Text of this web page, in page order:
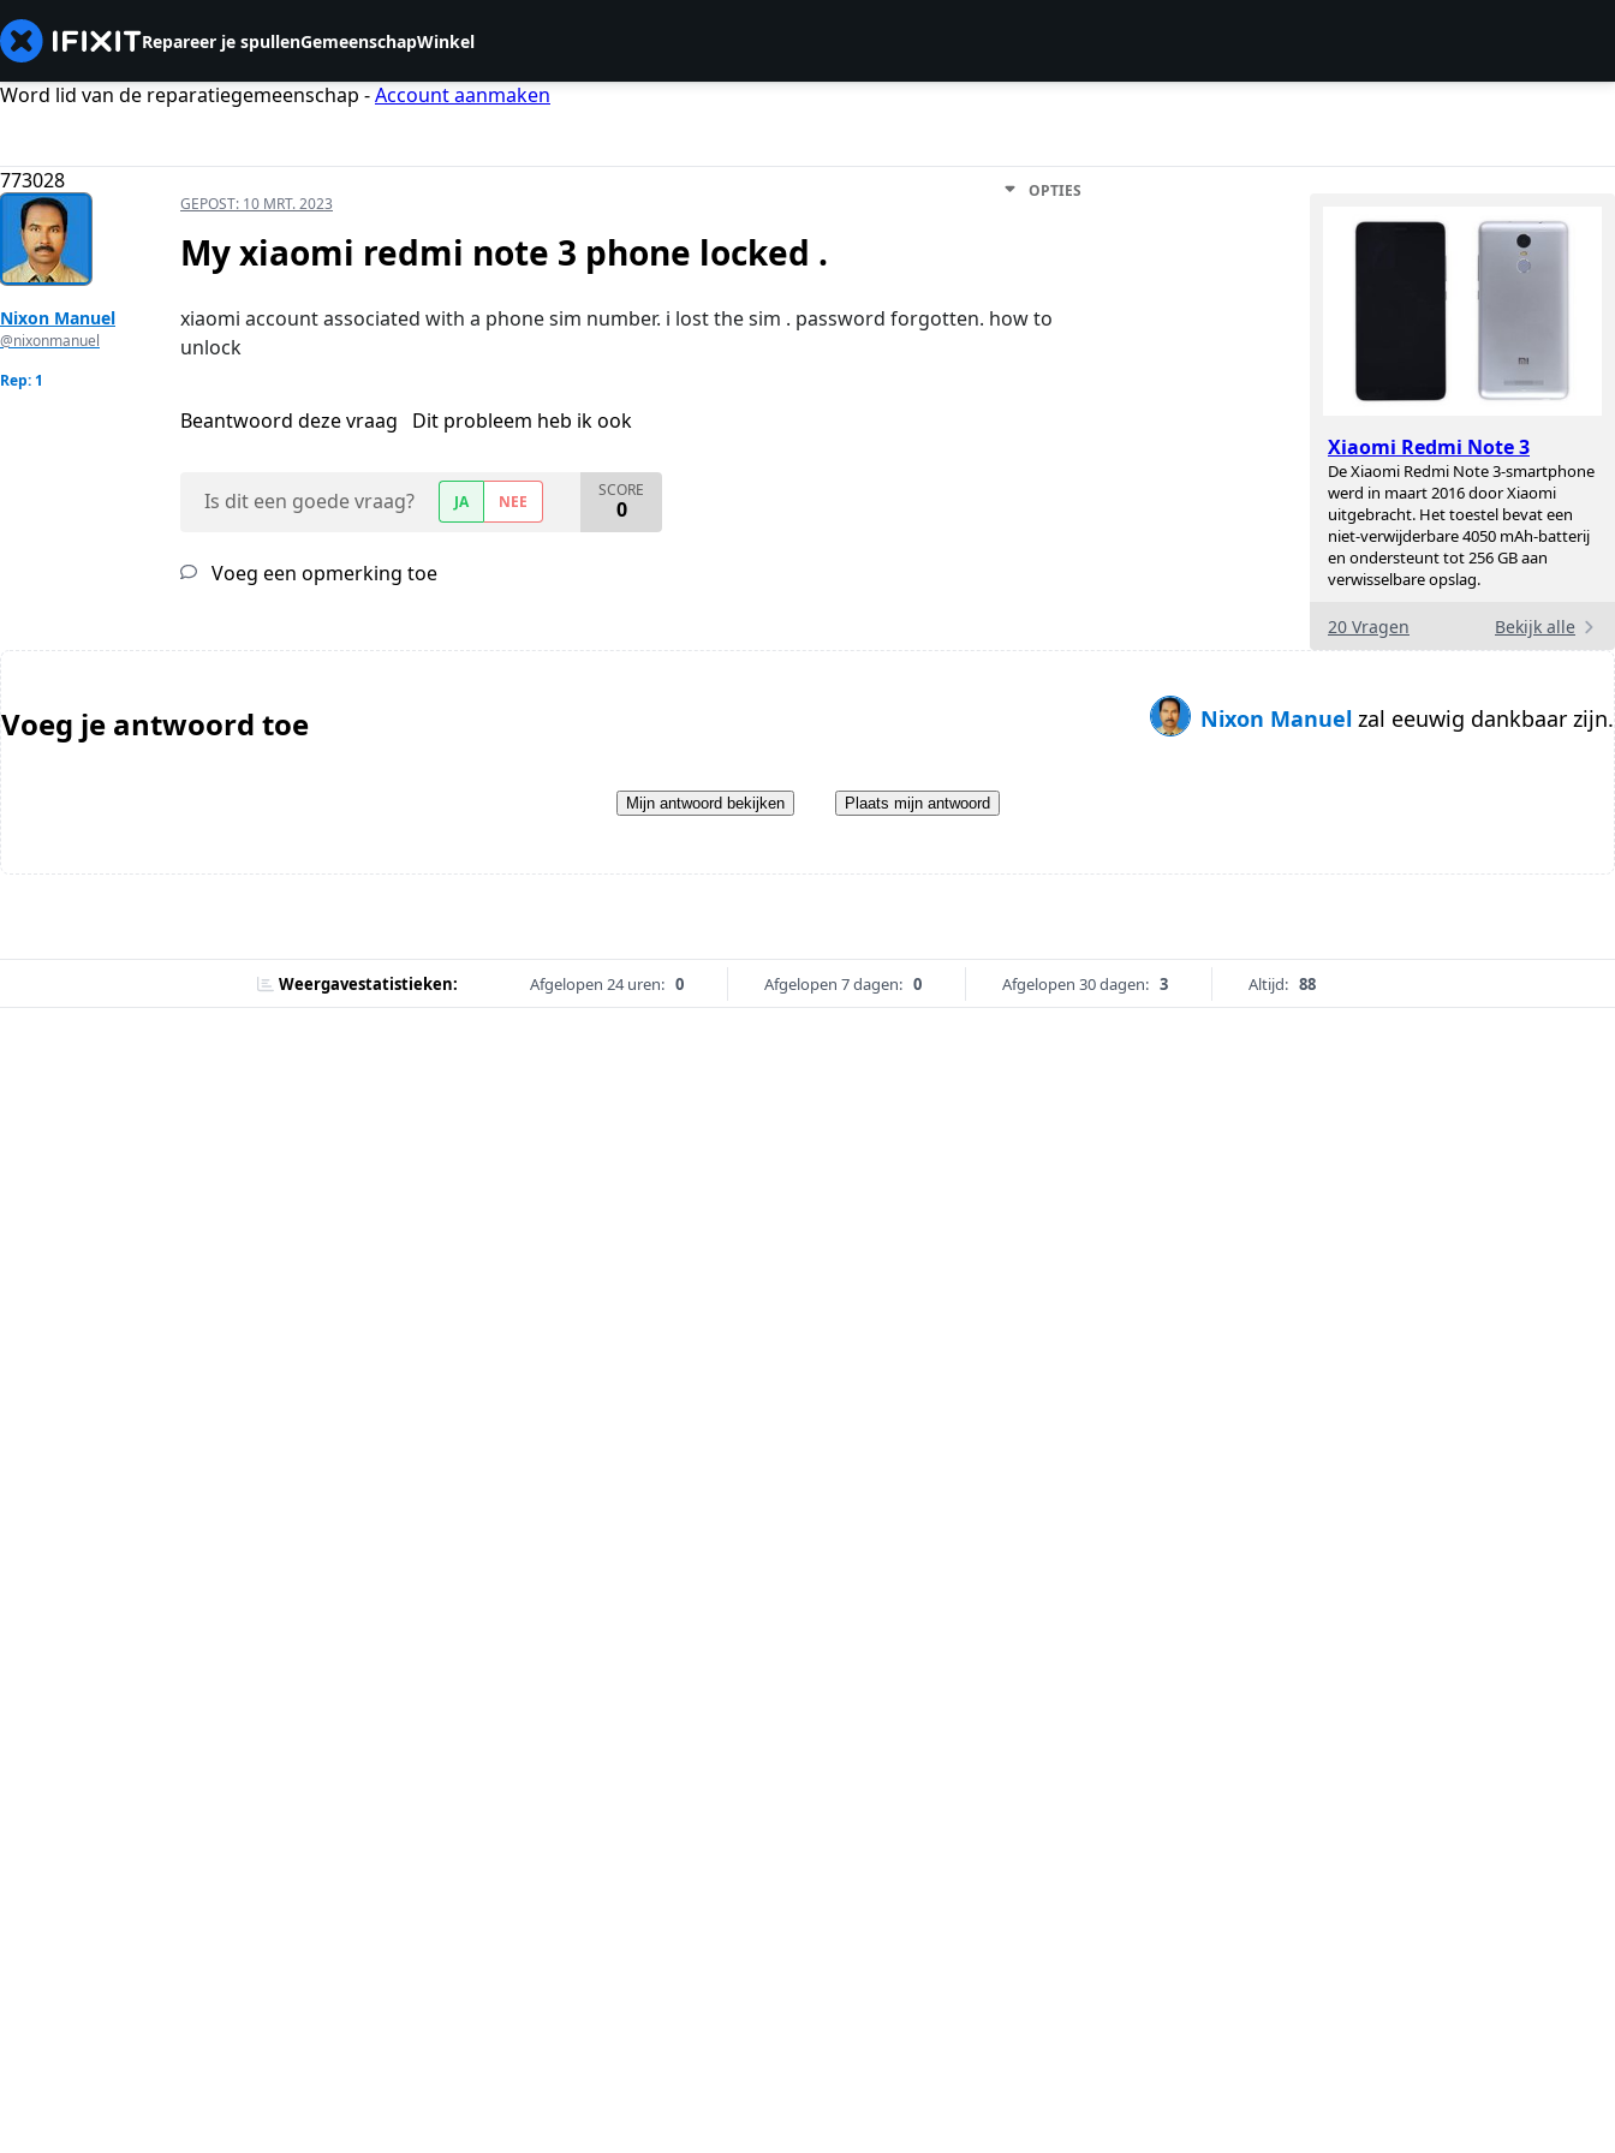
Repareer je spullenGemeenschapWinkel
Word lid van de reparatiegemeenschap -Account aanmaken
773028
Xiaomi Redmi Note 3
De Xiaomi Redmi Note 3-smartphone
werd in maart 2016 door Xiaomi
uitgebracht. Het toestel bevat een
niet-verwijderbare 4050 mAh-batterij
en ondersteunt tot 256 GB aan
verwisselbare opslag.
20 Vragen Bekijk alle
Nixon Manuel
@nixonmanuel
Rep: 1
GEPOST: 10 MRT. 2023
OPTIES
My xiaomi redmi note 3 phone locked .
xiaomi account associated with a phone sim number. i lost the sim . password forgotten. how to
unlock
Beantwoord deze vraag Dit probleem heb ik ook
Is dit een goede vraag? JA NEE
SCORE
0
Voeg een opmerking toe
Voeg je antwoord toe Nixon Manuel zal eeuwig dankbaar zijn.
Mijn antwoord bekijken Plaats mijn antwoord
Weergavestatistieken: Afgelopen 24 uren: 0 Afgelopen 7 dagen: 0 Afgelopen 30 dagen: 3 Altijd: 88